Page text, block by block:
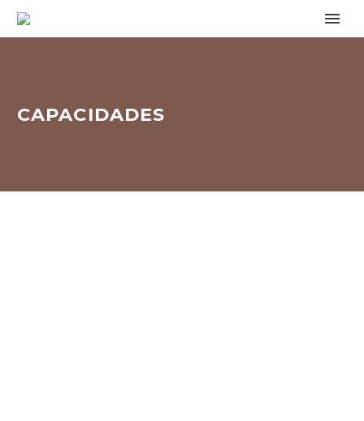
CAPACIDADES